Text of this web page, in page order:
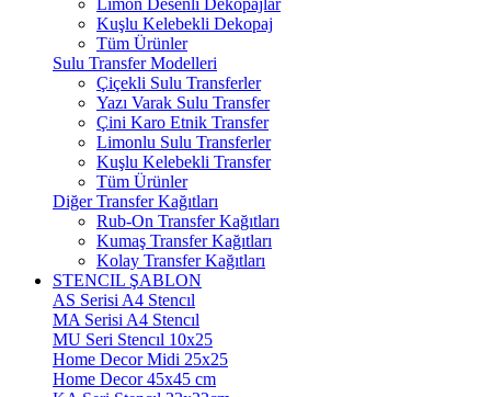
Limon Desenli Dekopajlar
Kuşlu Kelebekli Dekopaj
Tüm Ürünler
Sulu Transfer Modelleri
Çiçekli Sulu Transferler
Yazı Varak Sulu Transfer
Çini Karo Etnik Transfer
Limonlu Sulu Transferler
Kuşlu Kelebekli Transfer
Tüm Ürünler
Diğer Transfer Kağıtları
Rub-On Transfer Kağıtları
Kumaş Transfer Kağıtları
Kolay Transfer Kağıtları
STENCIL ŞABLON
AS Serisi A4 Stencıl
MA Serisi A4 Stencıl
MU Seri Stencıl 10x25
Home Decor Midi 25x25
Home Decor 45x45 cm